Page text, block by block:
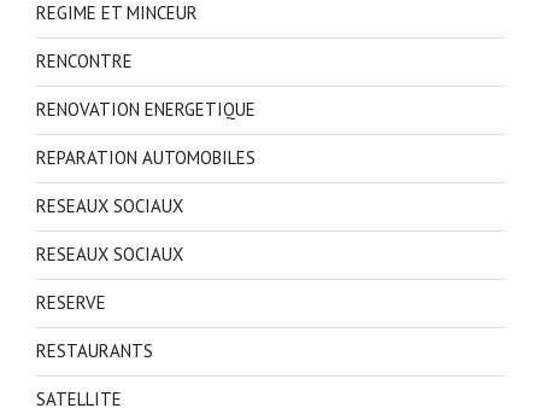
REGIME ET MINCEUR
RENCONTRE
RENOVATION ENERGETIQUE
REPARATION AUTOMOBILES
RESEAUX SOCIAUX
RESEAUX SOCIAUX
RESERVE
RESTAURANTS
SATELLITE